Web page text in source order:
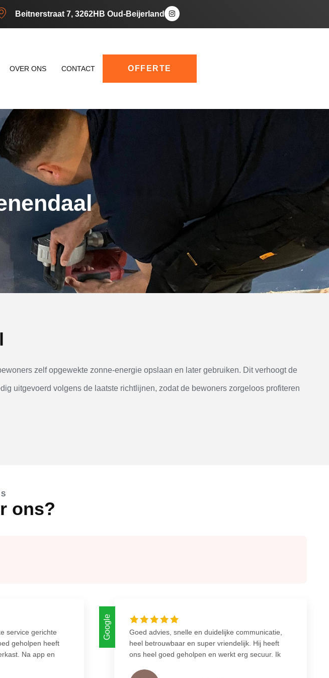
Beitnerstraat 7, 3262HB Oud-Beijerland
OVER ONS CONTACT OFFERTE
zelf opgewekte zonne-energie opslaan en later gebruiken. Dit verhoogt de
uitgevoerd volgens de laatste richtlijnen, zodat de bewoners zorgeloos profiteren
ons?
service gerichte
geholpen heeft
Na app en
Google
Goed advies, snelle en duidelijke communicatie,
heel betrouwbaar en super vriendelijk. Hij heeft
ons heel goed geholpen en werkt erg secuur. Ik